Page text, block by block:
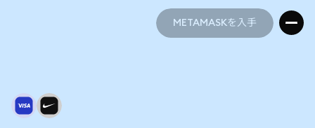
METAMASKを入手